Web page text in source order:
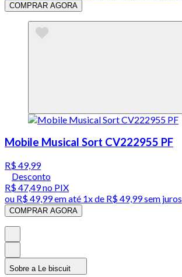
COMPRAR AGORA
Mobile Musical Sort CV222955 PF
R$ 49,99
Desconto
R$ 47,49no PIX
ou R$ 49,99em até 1x de R$ 49,99sem juros
COMPRAR AGORA
Sobre a Le biscuit